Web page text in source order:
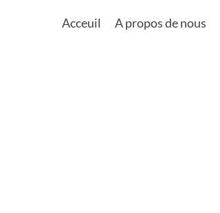
Acceuil A propos de nous